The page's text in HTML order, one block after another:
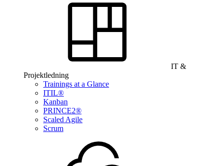
IT &
Projektledning
Trainings at a Glance
ITIL®
Kanban
PRINCE2®
Scaled Agile
Scrum